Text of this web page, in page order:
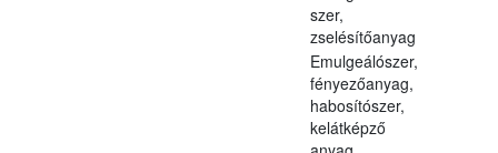
szer,
zselésítőanyag
Emulgeálószer,
fényezőanyag,
habosítószer,
kelátképző